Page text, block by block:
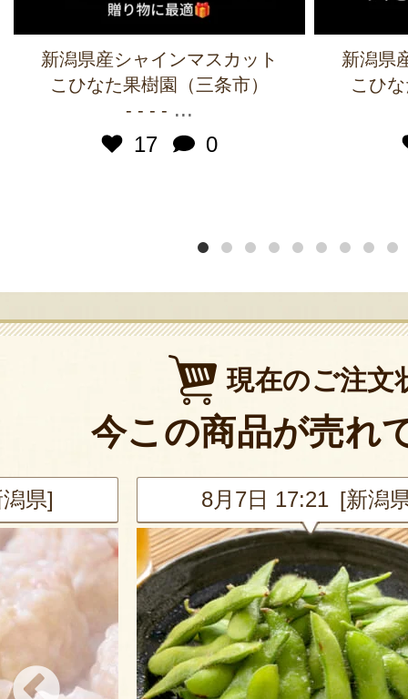
新潟県産シャインマスカット
こひなた果樹園（三条市）
- - - - ...
17
0
新潟県
こひ
現在のご注文
今この商品が売れ
県] 8月7日 17:21 [新潟